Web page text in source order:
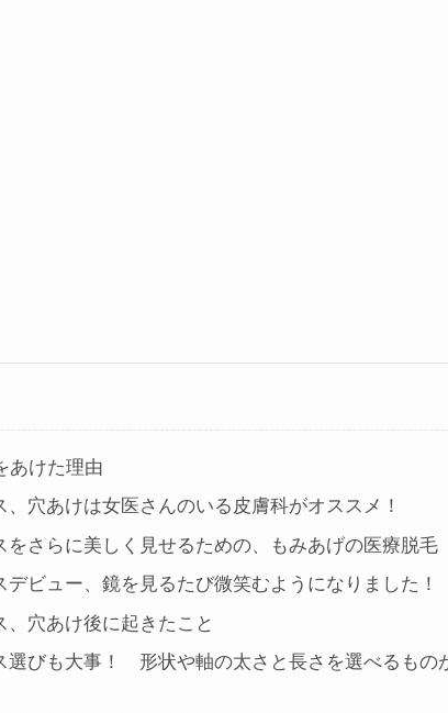
あけた理由
、穴あけは女医さんのいる皮膚科がオススメ！
をさらに美しく見せるための、もみあげの医療脱毛
デビュー、鏡を見るたび微笑むようになりました！
、穴あけ後に起きたこと
選びも大事！ 形状や軸の太さと長さを選べるもの